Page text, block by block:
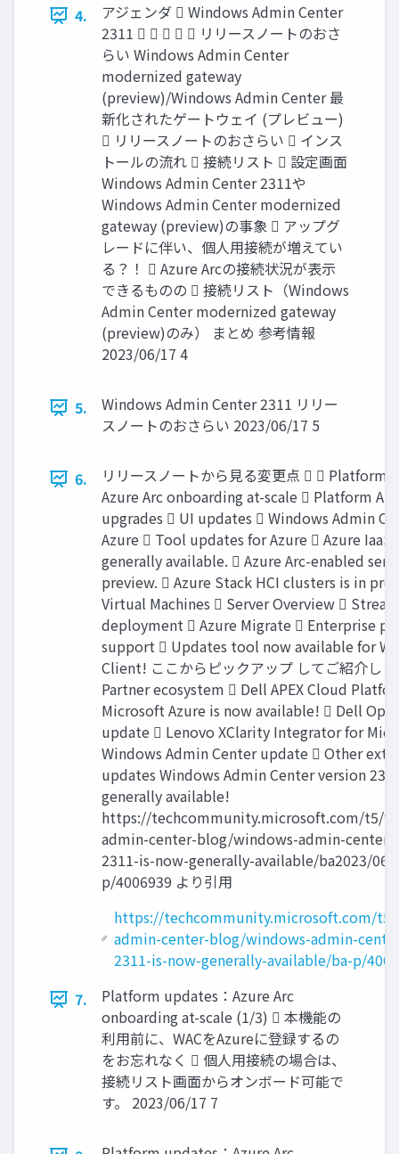
4.
アジェンダ  Windows Admin Center
2311      リリースノートのおさ
らい Windows Admin Center
modernized gateway
(preview)/Windows Admin Center 最
新化されたゲートウェイ (プレビュー)
 リリースノートのおさらい  インス
トールの流れ  接続リスト  設定画面
Windows Admin Center 2311や
Windows Admin Center modernized
gateway (preview)の事象  アップグ
レードに伴い、個人用接続が増えてい
る？！  Azure Arcの接続状況が表示
できるものの  接続リスト（Windows
Admin Center modernized gateway
(preview)のみ） まとめ 参考情報
2023/06/17 4
5.
Windows Admin Center 2311 リリー
スノートのおさらい 2023/06/17 5
6.
リリースノートから見る変更点   Platform
Azure Arc onboarding at-scale  Platform
upgrades  UI updates  Windows Admin
Azure  Tool updates for Azure  Azure IaaS
generally available.  Azure Arc-enabled
preview.  Azure Stack HCI clusters is in
Virtual Machines  Server Overview 
deployment  Azure Migrate  Enterprise
support  Updates tool now available for
Client! ここからピックアップ してご紹介し
Partner ecosystem  Dell APEX Cloud
Microsoft Azure is now available!  Dell
update  Lenovo XClarity Integrator for
Windows Admin Center update  Other
updates Windows Admin Center version
generally available!
https://techcommunity.microsoft.com/t5/
admin-center-blog/windows-admin-center-
2311-is-now-generally-available/ba2023/06/
p/4006939 より引用
https://techcommunity.microsoft.com/
admin-center-blog/windows-admin-
2311-is-now-generally-available/ba-p/
7.
Platform updates：Azure Arc
onboarding at-scale (1/3)  本機能の
利用前に、WACをAzureに登録するの
をお忘れなく  個人用接続の場合は、
接続リスト画面からオンボード可能で
す。 2023/06/17 7